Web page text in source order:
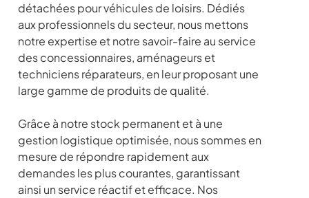
détachées pour véhicules de loisirs. Dédiés
aux professionnels du secteur, nous mettons
notre expertise et notre savoir-faire au service
des concessionnaires, aménageurs et
techniciens réparateurs, en leur proposant une
large gamme de produits de qualité.
Grâce à notre stock permanent et à une
gestion logistique optimisée, nous sommes en
mesure de répondre rapidement aux
demandes les plus courantes, garantissant
ainsi un service réactif et efficace. Nos